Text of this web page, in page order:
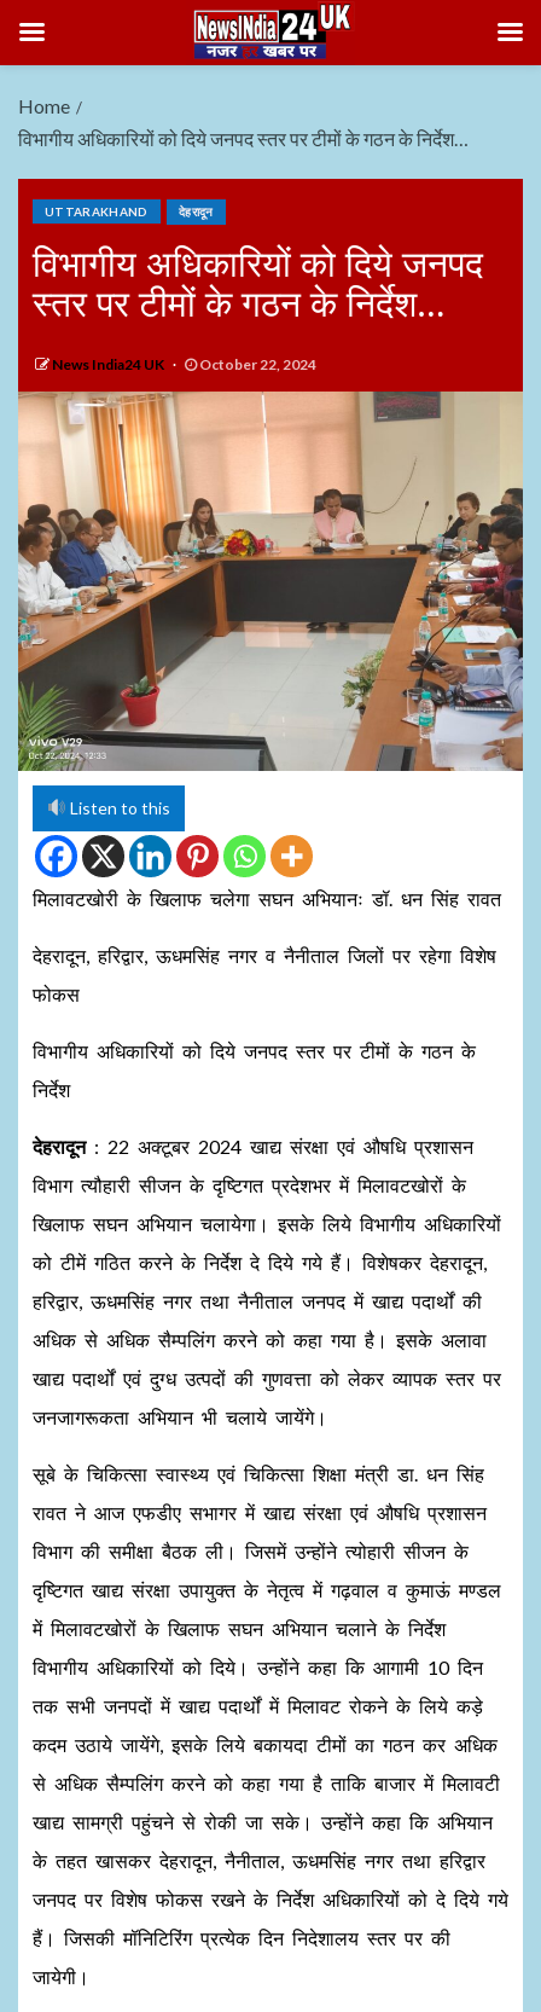
Home
विभागीय अधिकारियों को दिये जनपद स्तर पर टीमों के गठन के निर्देश…
UTTARAKHAND देहरादून
विभागीय अधिकारियों को दिये जनपद
स्तर पर टीमों के गठन के निर्देश…
News India24 UK October 22, 2024
Listen to this
मिलावटखोरी के खिलाफ चलेगा सघन अभियानः डॉ. धन सिंह रावत
देहरादून, हरिद्वार, ऊधमसिंह नगर व नैनीताल जिलों पर रहेगा विशेष
फोकस
विभागीय अधिकारियों को दिये जनपद स्तर पर टीमों के गठन के
निर्देश
देहरादून: 22 अक्टूबर 2024 खाद्य संरक्षा एवं औषधि प्रशासन
विभाग त्यौहारी सीजन के दृष्टिगत प्रदेशभर में मिलावटखोरों के
खिलाफ सघन अभियान चलायेगा। इसके लिये विभागीय अधिकारियों
को टीमें गठित करने के निर्देश दे दिये गये हैं। विशेषकर देहरादून,
हरिद्वार, ऊधमसिंह नगर तथा नैनीताल जनपद में खाद्य पदार्थों की
अधिक से अधिक सैम्पलिंग करने को कहा गया है। इसके अलावा
खाद्य पदार्थों एवं दुग्ध उत्पदों की गुणवत्ता को लेकर व्यापक स्तर पर
जनजागरूकता अभियान भी चलाये जायेंगे।
सूबे के चिकित्सा स्वास्थ्य एवं चिकित्सा शिक्षा मंत्री डा. धन सिंह
रावत ने आज एफडीए सभागर में खाद्य संरक्षा एवं औषधि प्रशासन
विभाग की समीक्षा बैठक ली। जिसमें उन्होंने त्योहारी सीजन के
दृष्टिगत खाद्य संरक्षा उपायुक्त के नेतृत्व में गढ़वाल व कुमाऊं मण्डल
में मिलावटखोरों के खिलाफ सघन अभियान चलाने के निर्देश
विभागीय अधिकारियों को दिये। उन्होंने कहा कि आगामी 10 दिन
तक सभी जनपदों में खाद्य पदार्थों में मिलावट रोकने के लिये कड़े
कदम उठाये जायेंगे, इसके लिये बकायदा टीमों का गठन कर अधिक
से अधिक सैम्पलिंग करने को कहा गया है ताकि बाजार में मिलावटी
खाद्य सामग्री पहुंचने से रोकी जा सके। उन्होंने कहा कि अभियान
के तहत खासकर देहरादून, नैनीताल, ऊधमसिंह नगर तथा हरिद्वार
जनपद पर विशेष फोकस रखने के निर्देश अधिकारियों को दे दिये गये
हैं। जिसकी मॉनिटिरिंग प्रत्येक दिन निदेशालय स्तर पर की
जायेगी।